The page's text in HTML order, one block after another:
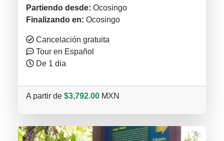
Partiendo desde: Ocosingo
Finalizando en: Ocosingo
Cancelación gratuita
Tour en Español
De 1 dia
A partir de $3,792.00 MXN